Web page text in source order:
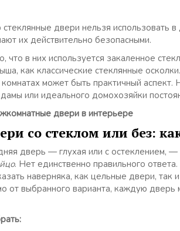
двери нельзя использовать
их действительно безопасными.
что в них используется закаленное
как классические стеклянные
может быть практичный аспект.
или идеального домохозяйки
двери в интерьере
со стеклом или без:
дверь — глухая или с остеклением,
. Нет единственно правильного
наверняка, как цельные двери, так
от выбранного варианта, каждую дверь